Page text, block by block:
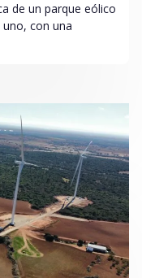
de un parque eólico
con una